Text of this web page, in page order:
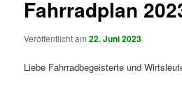
Fahrradplan
Veröffentlicht am22. Juni 2023
Liebe Fahrradbegeisterte und